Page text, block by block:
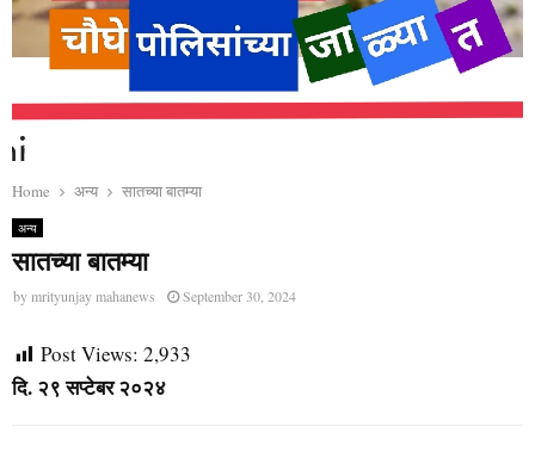
Home अन्य सातच्या बातम्या
अन्य
सातच्या बातम्या
bymrityunjay mahanews September 30, 2024
Post Views: 2,933
दि. २९ सप्टेबर २०२४